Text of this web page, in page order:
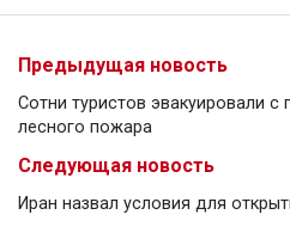
Предыдущая новость
Сотни туристов эвакуировали с
лесного пожара
Следующая новость
Иран назвал условия для